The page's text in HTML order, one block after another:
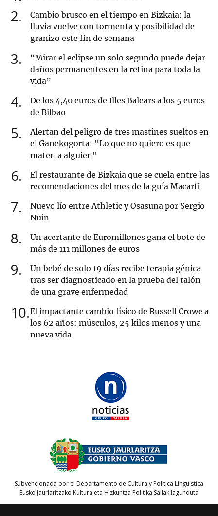
2
Cambio brusco en el tiempo en Bizkaia: la
lluvia vuelve con tormenta y posibilidad de
granizo este fin de semana
3
“Mirar el eclipse un solo segundo puede dejar
daños permanentes en la retina para toda la
vida”
4
De los 4,40 euros de Illes Balears a los 5 euros
de Bilbao
5
Alertan del peligro de tres mastines sueltos en
el Ganekogorta: "Lo que no quiero es que
maten a alguien"
6
El restaurante de Bizkaia que se cuela entre las
recomendaciones del mes de la guía Macarfi
7
Nuevo lío entre Athletic y Osasuna por Sergio
Nuin
8
Un acertante de Euromillones gana el bote de
más de 111 millones de euros
9
Un bebé de solo 19 días recibe terapia génica
tras ser diagnosticado en la prueba del talón
de una grave enfermedad
10 El impactante cambio físico de Russell Crowe a
los 62 años: músculos, 25 kilos menos y una
nueva vida
Subvencionada por el Departamento de Cultura y Política Lingüística
Eusko Jaurlaritzako Kultura eta Hizkuntza Politika Sailak lagunduta